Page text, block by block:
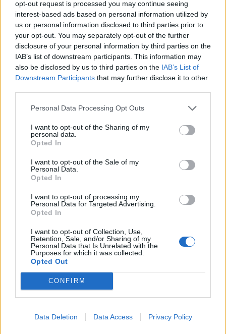
opt-out request is processed you may continue seeing
interest-based ads based on personal information utilized by
us or personal information disclosed to third parties prior to
your opt-out. You may separately opt-out of the further
disclosure of your personal information by third parties on the
IAB’s list of downstream participants. This information may
also be disclosed by us to third parties on the IAB’s List of
Downstream Participants that may further disclose it to other
Personal Data Processing Opt Outs
I want to opt-out of the Sharing of my
personal data.
Opted In
I want to opt-out of the Sale of my
Personal Data.
Opted In
I want to opt-out of processing my
Personal Data for Targeted Advertising.
Opted In
I want to opt-out of Collection, Use,
Retention, Sale, and/or Sharing of my
Personal Data that Is Unrelated with the
Purposes for which it was collected.
Opted Out
CONFIRM
Data Deletion Data Access Privacy Policy
Ρώσος που συνελήφθη στην Θεσσαλονίκη
δηλώνει μπλόγκερ και αποδίδει την παραπάνω
ενέργεια σε κόντρα με youtubers.
Tags:ΦΑΡΣΑ ΓΙΑ ΒΟΜΒΑ
ΚΑΤΗΓΟΡΙΕΣ
ΕΙΔΗΣΕΙΣ
ΥΓΕΙΑ
ΠΑΙΔΙ